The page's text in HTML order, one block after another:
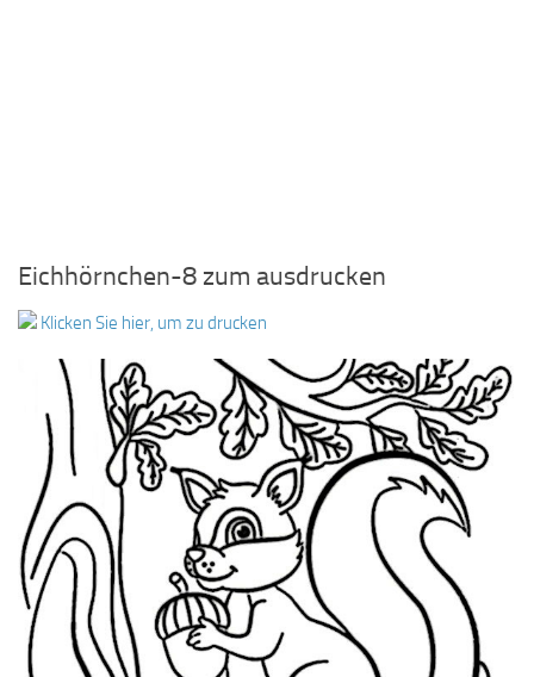
Eichhörnchen-8 zum ausdrucken
Klicken Sie hier, um zu drucken